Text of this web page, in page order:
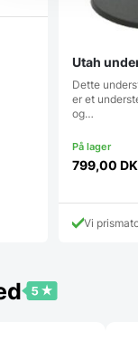
Utah
Dette
er et
og…
799,00
Vi